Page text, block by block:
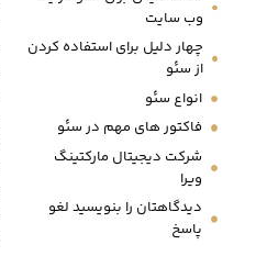
وب سایت
چهار دلیل برای استفاده کردن
از سئو
انواع سئو
فاکتور های مهم در سئو
شرکت دیجیتال مارکتینگ
ویرا
دیدگاهتان را بنویسید لغو
پاسخ